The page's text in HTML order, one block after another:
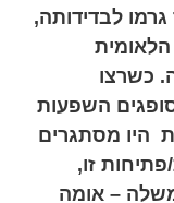
לבדידותה,
כשרצו
השפעות
היו מסתגרים
זו,
– אומה